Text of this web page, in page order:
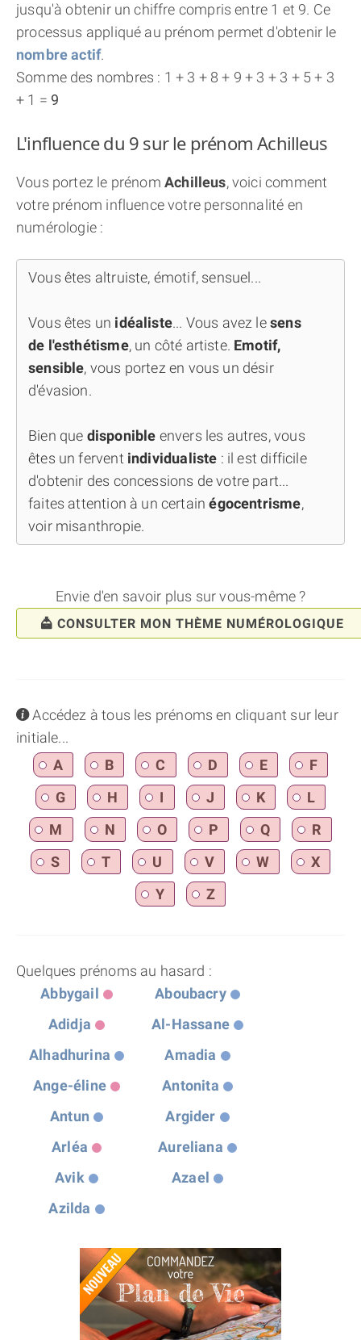
jusqu'à obtenir un chiffre compris entre 1 et 9. Ce
processus appliqué au prénom permet d'obtenir le
nombre actif.
Somme des nombres : 1 + 3 + 8 + 9 + 3 + 3 + 5 + 3
+ 1 = 9
L'influence du 9 sur le prénom Achilleus
Vous portez le prénom Achilleus, voici comment
votre prénom influence votre personnalité en
numérologie :
Vous êtes altruiste, émotif, sensuel...
Vous êtes un idéaliste... Vous avez lesens
de l'esthétisme, un côté artiste. Emotif,
sensible, vous portez en vous un désir
d'évasion.
Bien que disponible envers les autres, vous
êtes un fervent individualiste : il est difficile
d'obtenir des concessions de votre part...
faites attention à un certainégocentrisme,
voir misanthropie.
Envie d'en savoir plus sur vous-même ?
CONSULTER MON THÈME NUMÉROLOGIQUE
infoAccédez à tous les prénoms en cliquant sur leur
initiale...
A
B C D E
F
G
H I J K
L
M
N O P Q
R
S
T U V W
X
Y
Z
Quelques prénoms au hasard :
Abbygail
Aboubacry
Adidja
Al-Hassane
Alhadhurina
Amadia
Ange-éline
Antonita
Antun
Argider
Arléa
Aureliana
Avik
Azael
Azilda